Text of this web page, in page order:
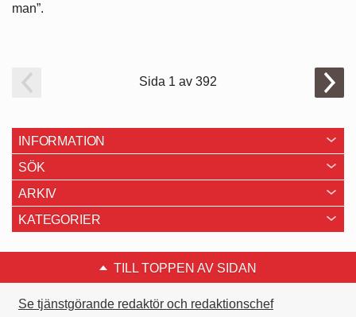
man”.
Sida 1 av 392
INFORMATION
SÖK
ARKIV
KATEGORIER
TILL TOPPEN AV SIDAN
Se tjänstgörande redaktör och redaktionschef